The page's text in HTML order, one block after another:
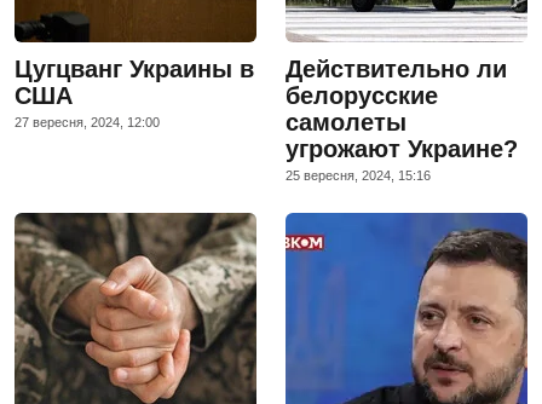
Цугцванг Украины в
США
27 вересня, 2024, 12:00
Действительно ли
белорусские
самолеты
угрожают Украине?
25 вересня, 2024, 15:16